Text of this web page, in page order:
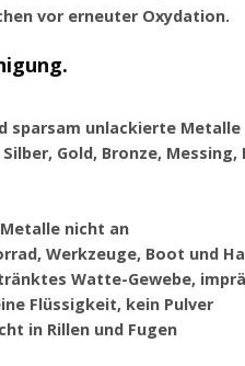
vor erneuter Oxydation.
sparsam unlackierte Metalle
Gold, Bronze,
nicht an
Werkzeuge, Boot und
Watte-Gewebe,
Flüssigkeit, kein Pulver
in Rillen und Fugen